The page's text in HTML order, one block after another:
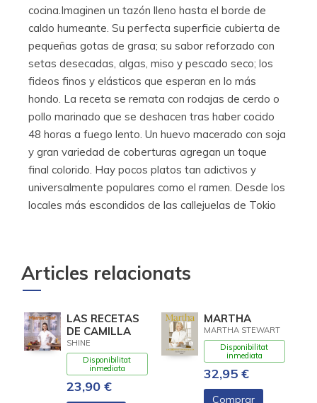
cocina.Imaginen un tazón lleno hasta el borde de
caldo humeante. Su perfecta superficie cubierta de
pequeñas gotas de grasa; su sabor reforzado con
setas desecadas, algas, miso y pescado seco; los
fideos finos y elásticos que esperan en lo más
hondo. La receta se remata con rodajas de cerdo o
pollo marinado que se deshacen tras haber cocido
48 horas a fuego lento. Un huevo macerado con soja
y gran variedad de coberturas agregan un toque
final colorido. Hay pocos platos tan adictivos y
universalmente populares como el ramen. Desde los
locales más escondidos de las callejuelas de Tokio
Articles relacionats
LAS RECETAS
DE CAMILLA
SHINE
Disponibilitat
inmediata
23,90 €
MARTHA
MARTHA STEWART
Disponibilitat
inmediata
32,95 €
Comprar